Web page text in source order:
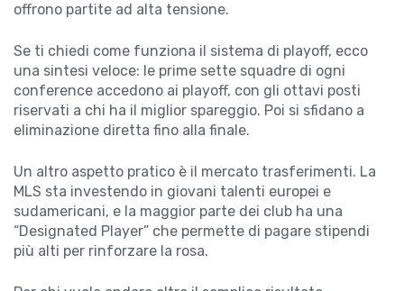
offrono partite ad alta tensione.
Se ti chiedi come funziona il sistema di playoff, ecco
una sintesi veloce: le prime sette squadre di ogni
conference accedono ai playoff, con gli ottavi posti
riservati a chi ha il miglior spareggio. Poi si sfidano a
eliminazione diretta fino alla finale.
Un altro aspetto pratico è il mercato trasferimenti. La
MLS sta investendo in giovani talenti europei e
sudamericani, e la maggior parte dei club ha una
“Designated Player” che permette di pagare stipendi
più alti per rinforzare la rosa.